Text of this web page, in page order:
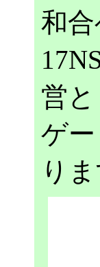
和
営と
ゲ
りま